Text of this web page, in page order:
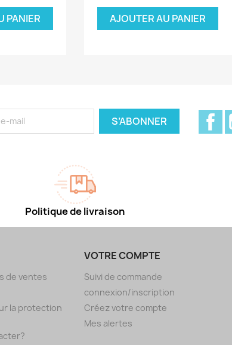
PANIER AJOUTER AU PANIER
Politique de livraison
de ventes
la protection
VOTRE COMPTE
Suivi de commande
connexion/inscription
Créez votre compte
Mes alertes